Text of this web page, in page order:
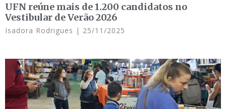
UFN reúne mais de 1.200 candidatos no
Vestibular de Verão 2026
Isadora Rodrigues 25/11/2025